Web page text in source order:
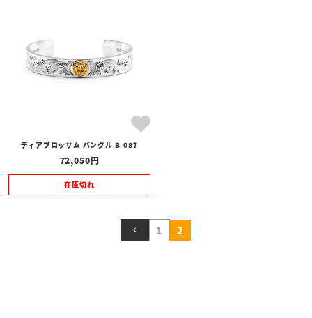
カテゴリ
価格
在庫の有無
ディアブロッサム バングル B-087
72,050
在庫切れ
1 2